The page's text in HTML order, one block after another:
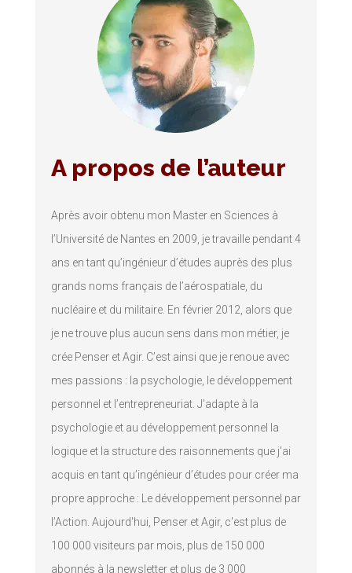
A propos de l’auteur
Après avoir obtenu mon Master en Sciences à
l’Université de Nantes en 2009, je travaille pendant 4
ans en tant qu’ingénieur d’études auprès des plus
grands noms français de l’aérospatiale, du
nucléaire et du militaire. En février 2012, alors que
je ne trouve plus aucun sens dans mon métier, je
crée Penser et Agir. C’est ainsi que je renoue avec
mes passions : la psychologie, le développement
personnel et l’entrepreneuriat. J’adapte à la
psychologie et au développement personnel la
logique et la structure des raisonnements que j’ai
acquis en tant qu’ingénieur d’études pour créer ma
propre approche : Le développement personnel par
l’Action. Aujourd'hui, Penser et Agir, c'est plus de
100 000 visiteurs par mois, plus de 150 000
abonnés à la newsletter et plus de 3 000